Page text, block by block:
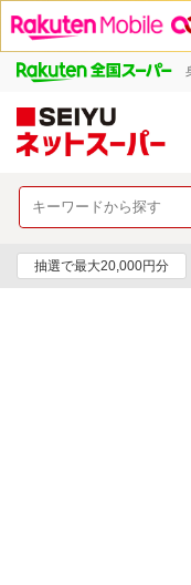
抽選で最大20,000円分